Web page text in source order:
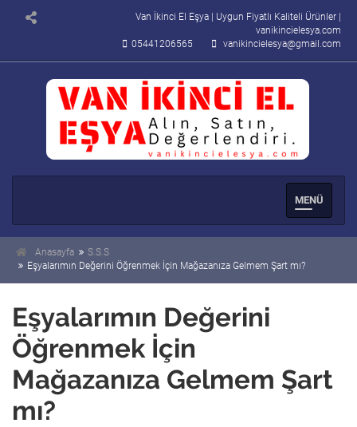
Van İkinci El Eşya | Uygun Fiyatlı Kaliteli Ürünler |
vanikincielesya.com
05441206565
vanikincielesya@gmail.com
Men�
Anasayfa
S.S.S
Eşyalarımın Değerini Öğrenmek İçin Mağazanıza Gelmem Şart mı?
Eşyalarımın Değerini
Öğrenmek İçin
Mağazanıza Gelmem Şart
mı?